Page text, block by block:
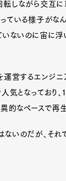
しながら交互に
ている様子がな
いないのに宙に
営するエンジニ
気となっており
的なペースで再生
いのだが、それ